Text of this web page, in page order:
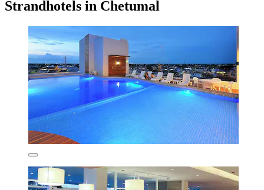
Strandhotels in Chetumal